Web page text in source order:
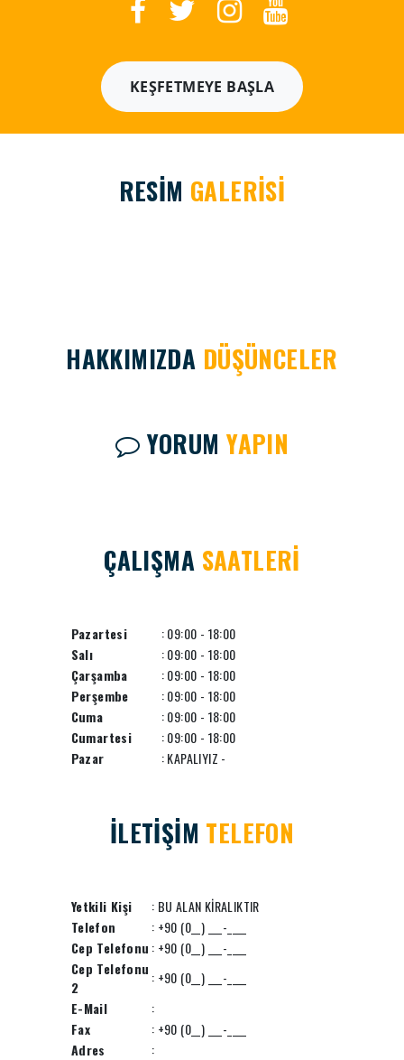
KEŞFETMEYE BAŞLA
RESİM GALERİSİ
HAKKIMIZDA DÜŞÜNCELER
YORUMYAPIN
ÇALIŞMA SAATLERİ
Pazartesi
: 09:00 - 18:00
Salı
: 09:00 - 18:00
Çarşamba
: 09:00 - 18:00
Perşembe
: 09:00 - 18:00
Cuma
: 09:00 - 18:00
Cumartesi
: 09:00 - 18:00
Pazar
: KAPALIYIZ -
İLETİŞİM TELEFON
Yetkili Kişi
: BU ALAN KİRALIKTIR
Telefon
: +90 (0__) ___-____
Cep Telefonu : +90 (0__) ___-____
Cep Telefonu
2
: +90 (0__) ___-____
E-Mail
:
Fax
: +90 (0__) ___-____
Adres
: